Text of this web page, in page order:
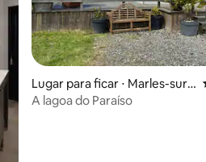
Lugar para ficar ⋅ Marles-sur-
Canche
A lagoa do Paraíso